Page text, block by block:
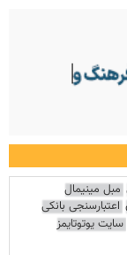
مبل مینیمال
اعتبارسنجی بانکی
سایت یوتوتایمز